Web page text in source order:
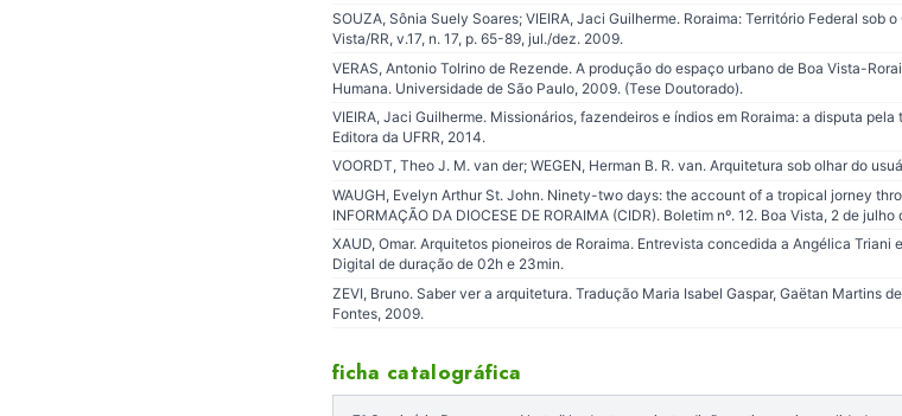
SOUZA, Sônia Suely Soares; VIEIRA, Jaci Guilherme. Roraima: Território Federal sob
Vista/RR, v.17, n. 17, p. 65-89, jul./dez. 2009.
VERAS, Antonio Tolrino de Rezende. A produção do espaço urbano de Boa Vista-
Humana. Universidade de São Paulo, 2009. (Tese Doutorado).
VIEIRA, Jaci Guilherme. Missionários, fazendeiros e índios em Roraima: a disputa
Editora da UFRR, 2014.
VOORDT, Theo J. M. van der; WEGEN, Herman B. R. van. Arquitetura sob olhar do
WAUGH, Evelyn Arthur St. John. Ninety-two days: the account of a tropical jorney
INFORMAÇÃO DA DIOCESE DE RORAIMA (CIDR). Boletim nº. 12. Boa Vista, 2 de julho
XAUD, Omar. Arquitetos pioneiros de Roraima. Entrevista concedida a Angélica Triani
Digital de duração de 02h e 23min.
ZEVI, Bruno. Saber ver a arquitetura. Tradução Maria Isabel Gaspar, Gaëtan Martins
Fontes, 2009.
ficha catalográfica